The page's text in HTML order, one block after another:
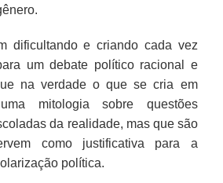
dificultando e criando cada vez
um debate político racional e
na verdade o que se cria em
mitologia sobre questões
da realidade, mas que são
como justificativa para a
política.